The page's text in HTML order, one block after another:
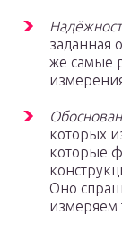
заданная
же самые
которых
которые
Оно
измеряем